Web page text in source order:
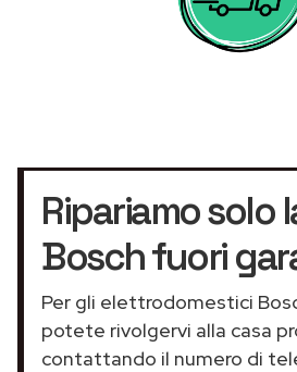
Ripariamo solo
Bosch fuori
Per gli elettrodomestici
potete rivolgervi alla casa
contattando il numero di